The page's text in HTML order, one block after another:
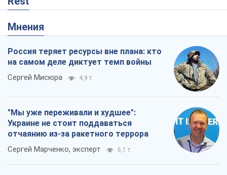
Мнения
Россия теряет ресурсы вне плана: кто
на самом деле диктует темп войны
Сергей Мисюра 4,9 т.
"Мы уже переживали и худшее":
Украине не стоит поддаваться
отчаянию из-за ракетного террора
Сергей Марченко, эксперт 6,1 т.